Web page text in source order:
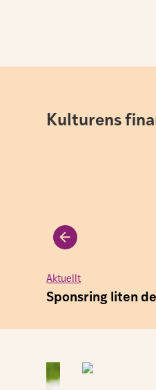
Kulturens
Aktuellt
Sponsring liten